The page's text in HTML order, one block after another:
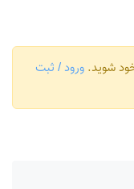
شوید. ورود / ثبت